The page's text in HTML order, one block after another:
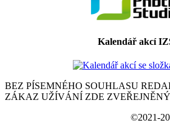
Kalendář akcí
BEZ PÍSEMNÉHO SOUHLASU
ZÁKAZ UŽÍVÁNÍ ZDE
©2021-